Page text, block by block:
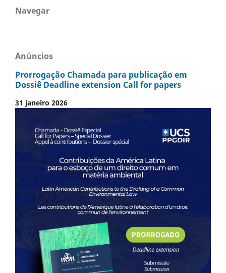
Navegar
Anúncios
Prorrogação Chamada para publicação em
Dossiê Deadline extension Call for papers
31 janeiro 2026